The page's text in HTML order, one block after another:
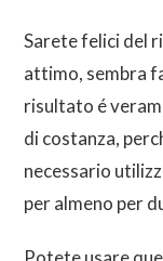
Sarete felici del
attimo, sembra
risultato é
di costanza,
necessario
per almeno per